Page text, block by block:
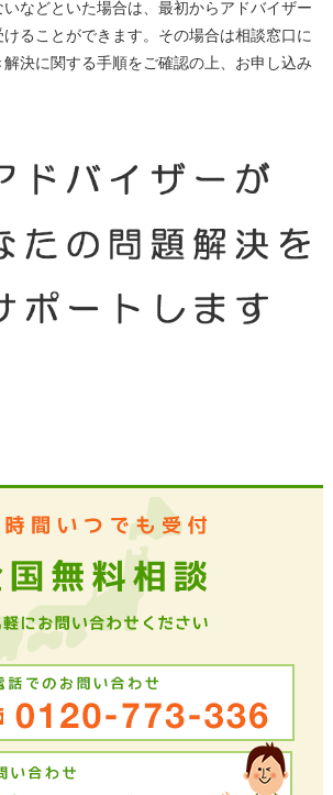
などといた場合は、最初からアドバイザー
ることができます。その場合は相談窓口に
決に関する手順をご確認の上、お申し込み